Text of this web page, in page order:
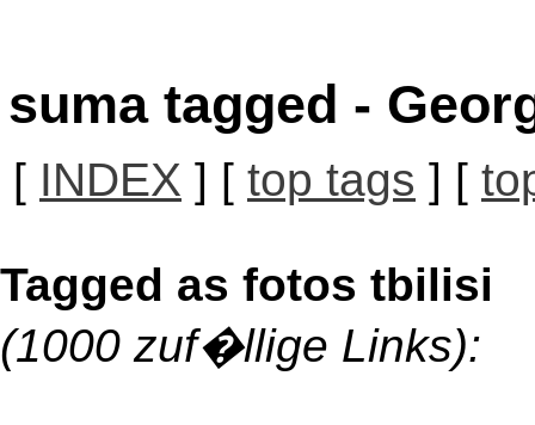
suma tagged -
[ INDEX ] [ top tags ] [
Tagged as fotos tbilisi
(1000 zuf�llige Links):